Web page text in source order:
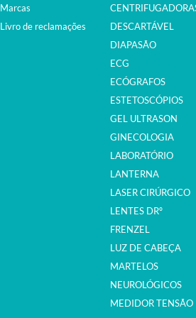
Marcas
Livro de reclamações
DESCARTÁVEL
DIAPASÃO
ECG
ECÓGRAFOS
ESTETOSCÓPIOS
GEL ULTRASON
GINECOLOGIA
LABORATÓRIO
LANTERNA
LASER CIRÚRGICO
LENTES DRº
FRENZEL
LUZ DE CABEÇA
MARTELOS
NEUROLÓGICOS
MEDIDOR TENSÃO